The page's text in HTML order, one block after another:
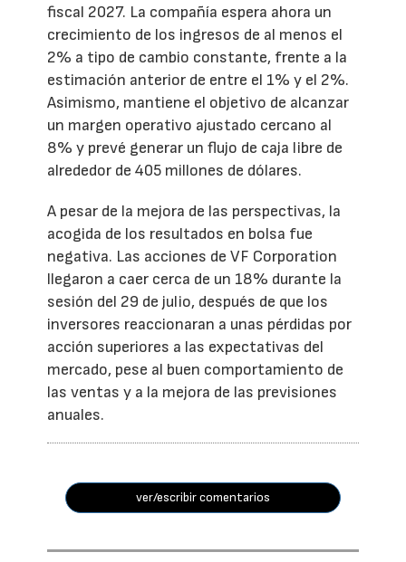
fiscal 2027. La compañía espera ahora un
crecimiento de los ingresos de al menos el
2% a tipo de cambio constante, frente a la
estimación anterior de entre el 1% y el 2%.
Asimismo, mantiene el objetivo de alcanzar
un margen operativo ajustado cercano al
8% y prevé generar un flujo de caja libre de
alrededor de 405 millones de dólares.
A pesar de la mejora de las perspectivas, la
acogida de los resultados en bolsa fue
negativa. Las acciones de VF Corporation
llegaron a caer cerca de un 18% durante la
sesión del 29 de julio, después de que los
inversores reaccionaran a unas pérdidas por
acción superiores a las expectativas del
mercado, pese al buen comportamiento de
las ventas y a la mejora de las previsiones
anuales.
ver/escribir comentarios